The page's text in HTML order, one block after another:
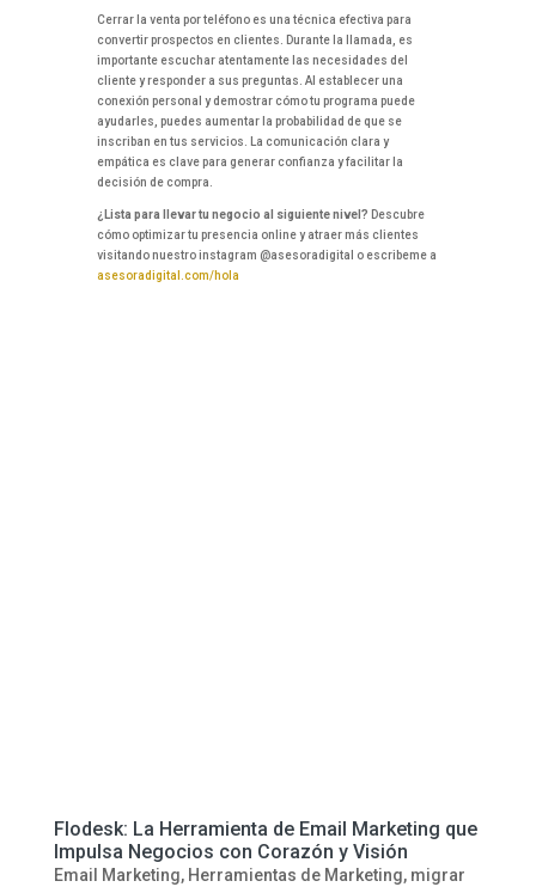
Cerrar la venta por teléfono es una técnica efectiva para
convertir prospectos en clientes. Durante la llamada, es
importante escuchar atentamente las necesidades del
cliente y responder a sus preguntas. Al establecer una
conexión personal y demostrar cómo tu programa puede
ayudarles, puedes aumentar la probabilidad de que se
inscriban en tus servicios. La comunicación clara y
empática es clave para generar confianza y facilitar la
decisión de compra.
¿Lista para llevar tu negocio al siguiente nivel? Descubre
cómo optimizar tu presencia online y atraer más clientes
visitando nuestro instagram @asesoradigital o escribeme a
asesoradigital.com/hola
Flodesk: La Herramienta de Email Marketing que
Impulsa Negocios con Corazón y Visión
Email Marketing, Herramientas de Marketing, migrar